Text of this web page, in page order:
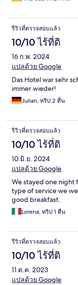
รีวิวที่ตรวจสอบแล้ว
10/10 ไร้ที่ติ
16 ก.พ. 2024
แปลด้วย Google
Das Hotel war sehr
immer wieder!
Julian, ทริป 2 คืน
รีวิวที่ตรวจสอบแล้ว
10/10 ไร้ที่ติ
10 มิ.ย. 2024
แปลด้วย Google
We stayed one night
type of service we
good breakfast.
Lorena, ทริป 1 คืน
รีวิวที่ตรวจสอบแล้ว
10/10 ไร้ที่ติ
11 ต.ค. 2023
แปลด้วย Google